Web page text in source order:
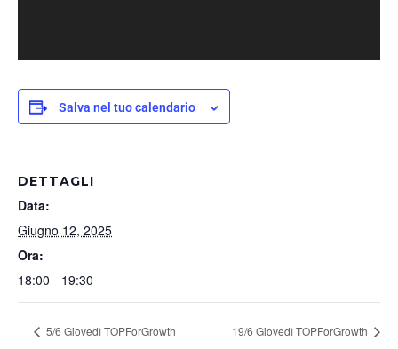
Salva nel tuo calendario
DETTAGLI
Data:
Giugno 12, 2025
Ora:
18:00 - 19:30
5/6 Giovedì TOPForGrowth 19/6 Giovedì TOPForGrowth